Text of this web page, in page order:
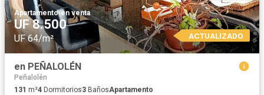
Apartamento·en venta
UF 8.500
UF 64/m² ACTUALIZADO
en PEÑALOLÉN
Peñalolén
131 m²4 Dormitorios3 BañosApartamento